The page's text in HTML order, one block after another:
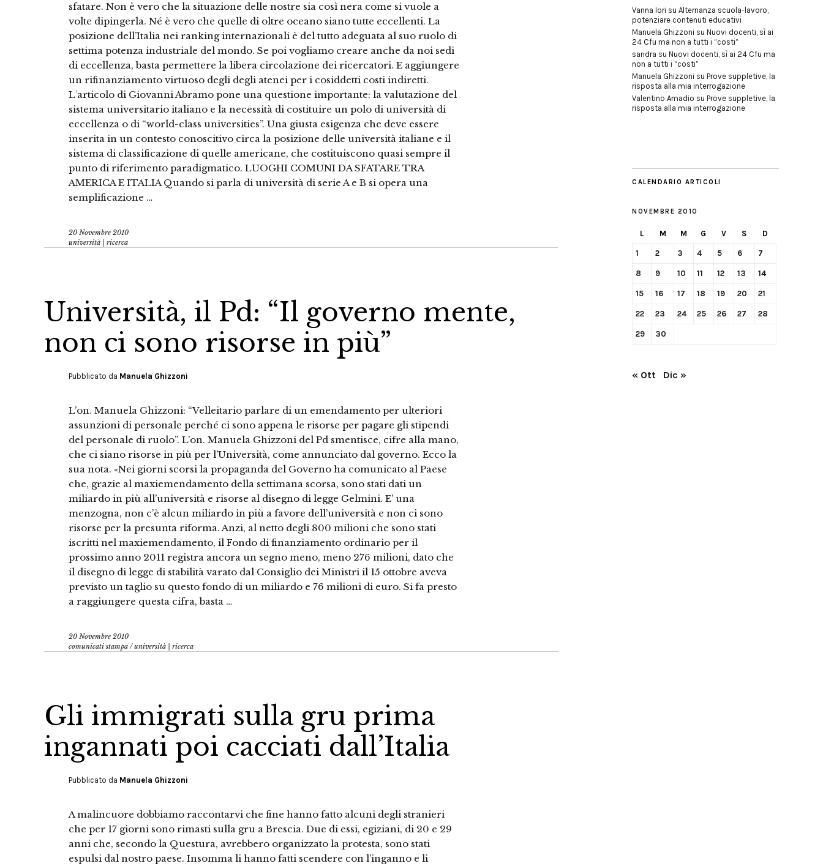
sfatare. Non è vero che la situazione delle nostre sia così nera come si vuole a
volte dipingerla. Né è vero che quelle di oltre oceano siano tutte eccellenti. La
posizione dell’Italia nei ranking internazionali è del tutto adeguata al suo ruolo di
settima potenza industriale del mondo. Se poi vogliamo creare anche da noi sedi
di eccellenza, basta permettere la libera circolazione dei ricercatori. E aggiungere
un rifinanziamento virtuoso degli degli atenei per i cosiddetti costi indiretti.
Lʼarticolo di Giovanni Abramo pone una questione importante: la valutazione del
sistema universitario italiano e la necessità di costituire un polo di università di
eccellenza o di “world-class universities”. Una giusta esigenza che deve essere
inserita in un contesto conoscitivo circa la posizione delle università italiane e il
sistema di classificazione di quelle americane, che costituiscono quasi sempre il
punto di riferimento paradigmatico. LUOGHI COMUNI DA SFATARE TRA
AMERICA E ITALIA Quando si parla di università di serie A e B si opera una
semplificazione …
20 Novembre 2010
università | ricerca
Università, il Pd: “Il governo mente,
non ci sono risorse in più”
Pubblicato da Manuela Ghizzoni
L’on. Manuela Ghizzoni: “Velleitario parlare di un emendamento per ulteriori
assunzioni di personale perché ci sono appena le risorse per pagare gli stipendi
del personale di ruolo”. L’on. Manuela Ghizzoni del Pd smentisce, cifre alla mano,
che ci siano risorse in più per l’Università, come annunciato dal governo. Ecco la
sua nota. «Nei giorni scorsi la propaganda del Governo ha comunicato al Paese
che, grazie al maxiemendamento della settimana scorsa, sono stati dati un
miliardo in più all’università e risorse al disegno di legge Gelmini. E’ una
menzogna, non c’è alcun miliardo in più a favore dell’università e non ci sono
risorse per la presunta riforma. Anzi, al netto degli 800 milioni che sono stati
iscritti nel maxiemendamento, il Fondo di finanziamento ordinario per il
prossimo anno 2011 registra ancora un segno meno, meno 276 milioni, dato che
il disegno di legge di stabilità varato dal Consiglio dei Ministri il 15 ottobre aveva
previsto un taglio su questo fondo di un miliardo e 76 milioni di euro. Si fa presto
a raggiungere questa cifra, basta …
20 Novembre 2010
comunicati stampa /università | ricerca
Gli immigrati sulla gru prima
ingannati poi cacciati dall’Italia
Pubblicato da Manuela Ghizzoni
A malincuore dobbiamo raccontarvi che fine hanno fatto alcuni degli stranieri
che per 17 giorni sono rimasti sulla gru a Brescia. Due di essi, egiziani, di 20 e 29
anni che, secondo la Questura, avrebbero organizzato la protesta, sono stati
espulsi dal nostro paese. Insomma li hanno fatti scendere con l’inganno e li
Vanna Iori su Alternanza scuola-lavoro,
potenziare contenuti educativi
Manuela Ghizzoni su Nuovi docenti, sì ai
24 Cfu ma non a tutti i “costi”
sandra su Nuovi docenti, sì ai 24 Cfu ma
non a tutti i “costi”
Manuela Ghizzoni su Prove suppletive, la
risposta alla mia interrogazione
Valentino Amadio su Prove suppletive, la
risposta alla mia interrogazione
CALENDARIO ARTICOLI
NOVEMBRE 2010
L M M G V S D
1 2 3 4 5 6 7
8 9 10 11 12 13 14
15 16 17 18 19 20 21
22 23 24 25 26 27 28
29 30
« Ott Dic »